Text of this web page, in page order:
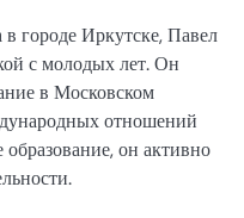
городе Иркутске, Павел
с молодых лет. Он
в Московском
отношений
он активно